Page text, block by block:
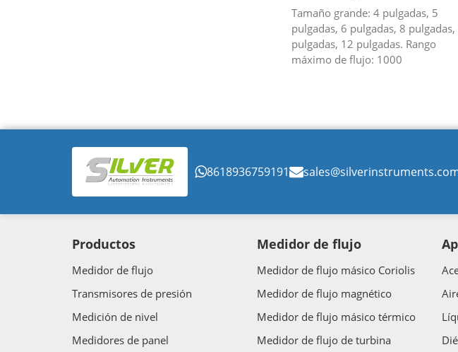
Tamaño grande: 4 pulgadas, 5
pulgadas, 6 pulgadas, 8 pulgadas,
pulgadas, 12 pulgadas. Rango
máximo de flujo: 1000
8618936759191
Productos
Medidor de flujo
Transmisores de presión
Medición de nivel
Medidores de panel
Medidor de flujo
Medidor de flujo másico Coriolis
Medidor de flujo magnético
Medidor de flujo másico térmico
Medidor de flujo de turbina